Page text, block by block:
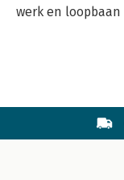
werk en loopbaan